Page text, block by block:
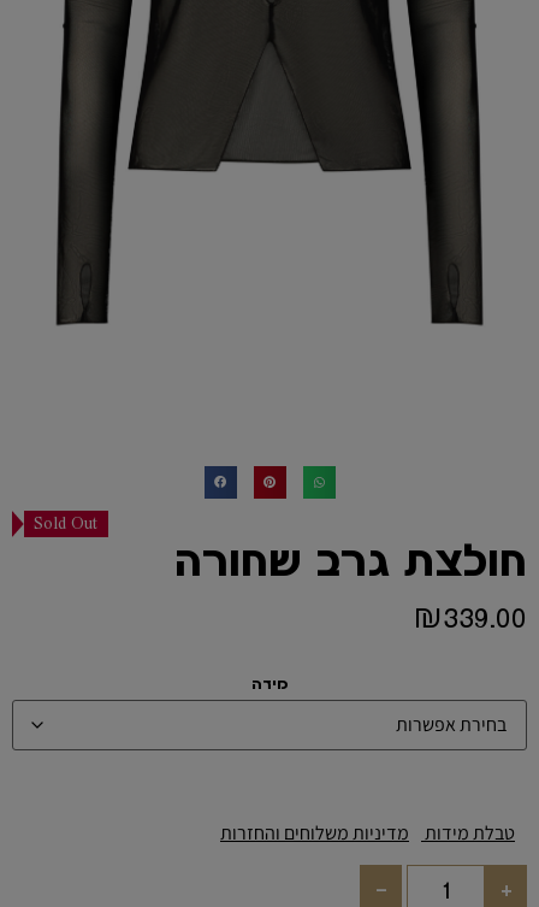
Sold Out
חולצת גרב שחורה
₪339.00
מידה
טבלת מידות מדיניות משלוחים והחזרות
+
-